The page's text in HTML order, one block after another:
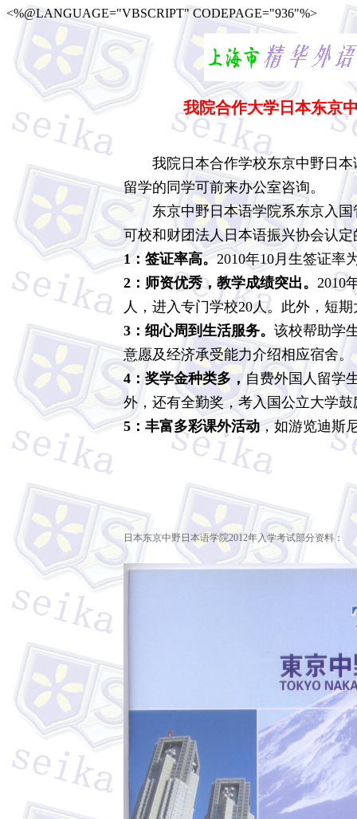
<%@LANGUAGE="VBSCRIPT" CODEPAGE="936"%>
我院合作大学日本东京
我院日本合作学校东京中野日本
留学的同学可前来办公室咨询。
东京中野日本语学院系东京入国
可校和财团法人日本语振兴协会认
1：签证率高。 2010年10月生签证率
2：师资优秀，教学成绩突出。 2010
人，进入专门学校20人。此外，短
3：细心周到生活服务。 该校帮助学
意愿及经济承受能力介绍相应宿舍。
4：奖学金种类多， 自费外国人留学
外，还有全勤奖，考入国公立大学鼓
5：丰富多彩课外活动，如游览迪斯
日本东京中野日本语学院2012年入学考试部分资料：